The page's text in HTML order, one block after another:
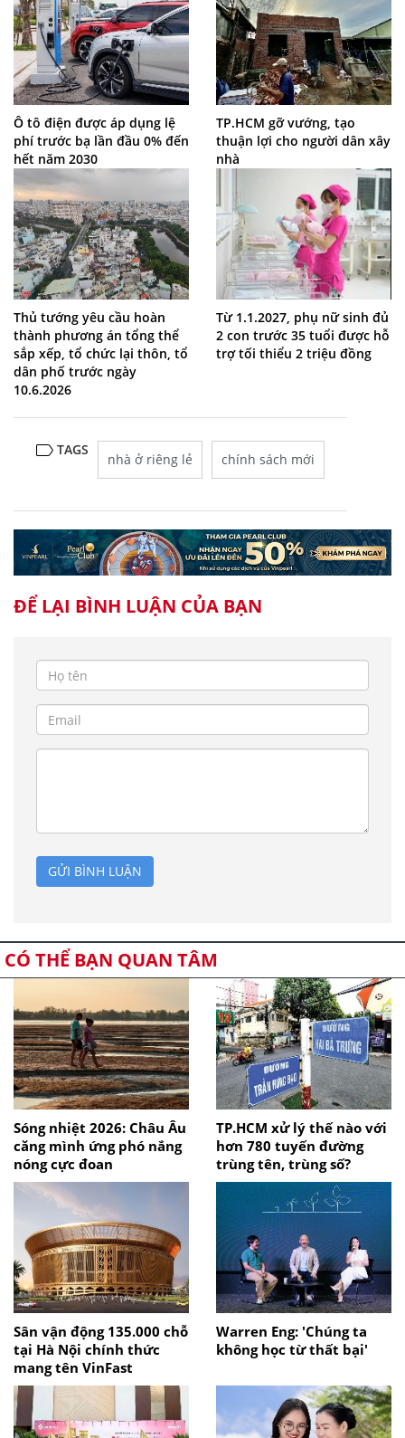
Ô tô điện được áp dụng lệ
phí trước bạ lần đầu 0% đến
hết năm 2030
TP.HCM gỡ vướng, tạo
thuận lợi cho người dân xây
nhà
Thủ tướng yêu cầu hoàn
thành phương án tổng thể
sắp xếp, tổ chức lại thôn, tổ
dân phố trước ngày
10.6.2026
Từ 1.1.2027, phụ nữ sinh đủ
2 con trước 35 tuổi được hỗ
trợ tối thiểu 2 triệu đồng
TAGS
nhà ở riêng lẻ chính sách mới
ĐỂ LẠI BÌNH LUẬN CỦA BẠN
GỬI BÌNH LUẬN
CÓ THỂ BẠN QUAN TÂM
Sóng nhiệt 2026: Châu Âu
căng mình ứng phó nắng
nóng cực đoan
TP.HCM xử lý thế nào với
hơn 780 tuyến đường
trùng tên, trùng số?
Sân vận động 135.000 chỗ
tại Hà Nội chính thức
mang tên VinFast
Warren Eng: 'Chúng ta
không học từ thất bại'